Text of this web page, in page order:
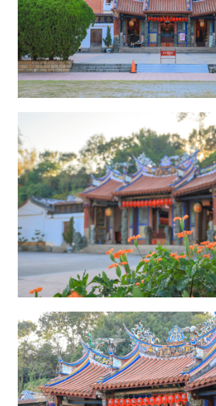
傳
言
雍
正
元
年
（西
元
1723
年)
芬
園
地
區
曾
鬧
瘟
斯
時
適
逢
鹿